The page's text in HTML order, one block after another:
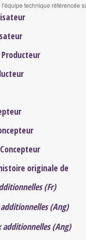
technique référencée
Producteur
originale de
(Fr)
(Ang)
additionnelles (Ang)